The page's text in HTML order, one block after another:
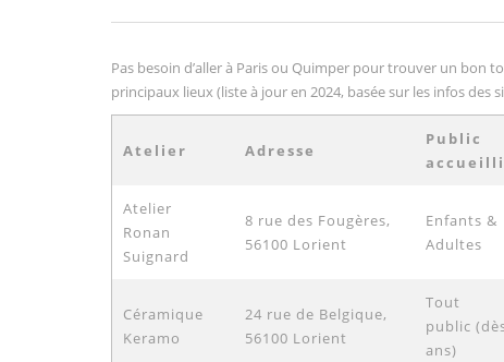
Pas besoin d’aller à Paris ou Quimper pour trouver un bon
principaux lieux (liste à jour en 2024, basée sur les infos des
Atelier Adresse
Public
accueilli
Atelier
Ronan
Suignard
8 rue des Fougères,
56100 Lorient
Enfants &
Adultes
Céramique
Keramo
24 rue de Belgique,
56100 Lorient
Tout
public
ans)